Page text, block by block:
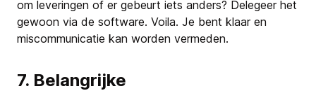
om leveringen of er gebeurt iets anders? Delegeer het
gewoon via de software. Voila. Je bent klaar en
miscommunicatie kan worden vermeden.
7. Belangrijke